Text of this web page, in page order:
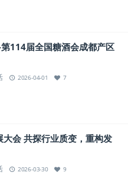
114届全国糖酒会成都产区
2026-04-01 7
会 共探行业质变，重构发
2026-03-30 9